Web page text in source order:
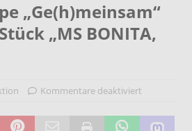
„Ge(h)meinsam“
„MS BONITA,
Kommentare deaktiviert